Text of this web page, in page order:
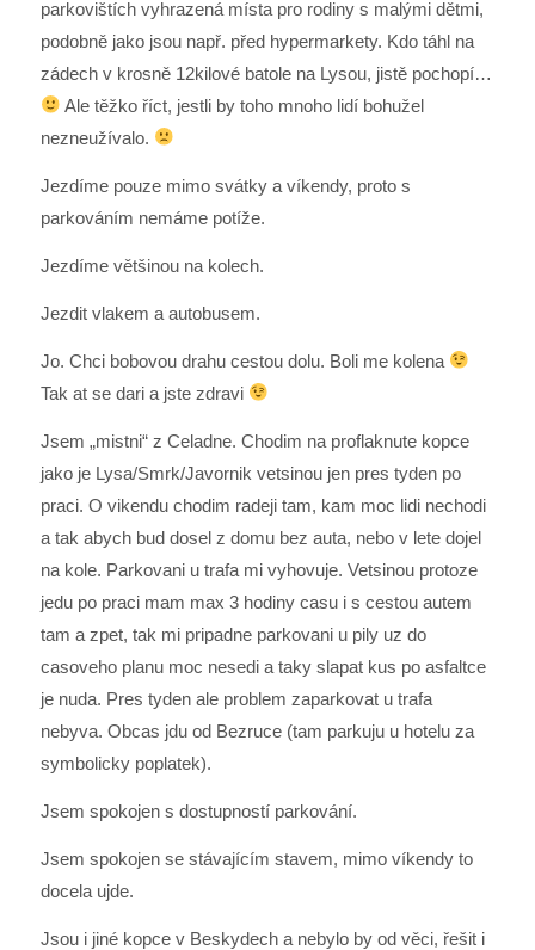
parkovištích vyhrazená místa pro rodiny s malými dětmi,
podobně jako jsou např. před hypermarkety. Kdo táhl na
zádech v krosně 12kilové batole na Lysou, jistě pochopí…
Ale těžko říct, jestli by toho mnoho lidí bohužel
nezneužívalo.
Jezdíme pouze mimo svátky a víkendy, proto s
parkováním nemáme potíže.
Jezdíme většinou na kolech.
Jezdit vlakem a autobusem.
Jo. Chci bobovou drahu cestou dolu. Boli me kolena
Tak at se dari a jste zdravi
Jsem „mistni“ z Celadne. Chodim na proflaknute kopce
jako je Lysa/Smrk/Javornik vetsinou jen pres tyden po
praci. O vikendu chodim radeji tam, kam moc lidi nechodi
a tak abych bud dosel z domu bez auta, nebo v lete dojel
na kole. Parkovani u trafa mi vyhovuje. Vetsinou protoze
jedu po praci mam max 3 hodiny casu i s cestou autem
tam a zpet, tak mi pripadne parkovani u pily uz do
casoveho planu moc nesedi a taky slapat kus po asfaltce
je nuda. Pres tyden ale problem zaparkovat u trafa
nebyva. Obcas jdu od Bezruce (tam parkuju u hotelu za
symbolicky poplatek).
Jsem spokojen s dostupností parkování.
Jsem spokojen se stávajícím stavem, mimo víkendy to
docela ujde.
Jsou i jiné kopce v Beskydech a nebylo by od věci, řešit i